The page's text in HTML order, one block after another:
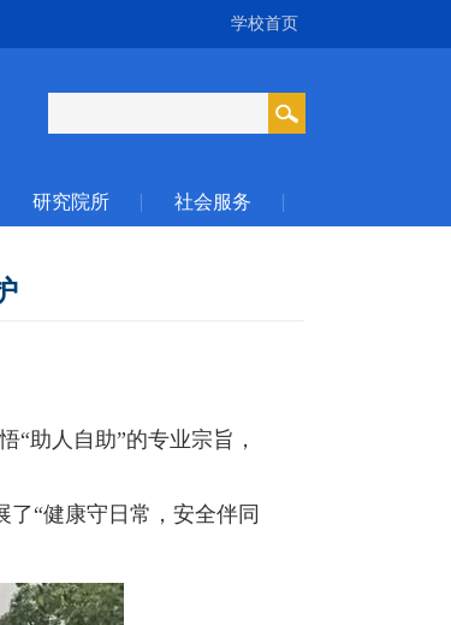
学校首页
研究院所 社会服务
“助人自助”的专业宗旨，
“健康守日常，安全伴同